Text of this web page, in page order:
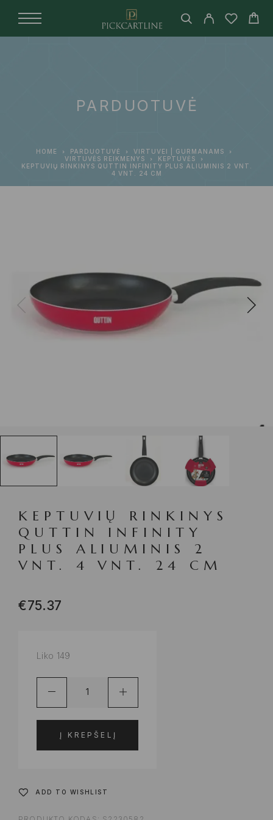
PARDUOTUVĖ
HOME PARDUOTUVĖ
VIRTUVEI | GURMANAMS
VIRTUVĖS REIKMENYS
KEPTUVĖS
KEPTUVIŲ RINKINYS QUTTIN INFINITY PLUS ALIUMINIS 2 VNT.
4 VNT. 24 CM
KEPTUVIŲ RINKINYS
QUTTIN INFINITY
PLUS ALIUMINIS 2
VNT. 4 VNT. 24 CM
€75.37
Liko 149
Į KREPŠELĮ
ADD TO WISHLIST